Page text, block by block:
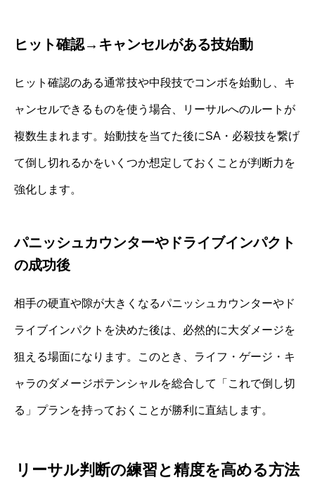
ヒット確認→キャンセルがある技始動
ヒット確認のある通常技や中段技でコンボを始動し、キ
ャンセルできるものを使う場合、リーサルへのルートが
複数生まれます。始動技を当てた後にSA・必殺技を繋げ
て倒し切れるかをいくつか想定しておくことが判断力を
強化します。
パニッシュカウンターやドライブインパクト
の成功後
相手の硬直や隙が大きくなるパニッシュカウンターやド
ライブインパクトを決めた後は、必然的に大ダメージを
狙える場面になります。このとき、ライフ・ゲージ・キ
ャラのダメージポテンシャルを総合して「これで倒し切
る」プランを持っておくことが勝利に直結します。
リーサル判断の練習と精度を高める方法